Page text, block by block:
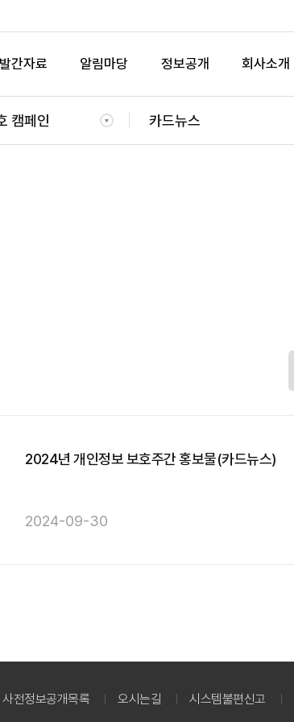
발간자료 알림마당 정보공개 회사소개
캠페인 카드뉴스
2024년 개인정보 보호주간 홍보물(카드뉴스)
2024-09-30
사전정보공개목록 오시는길 시스템불편신고